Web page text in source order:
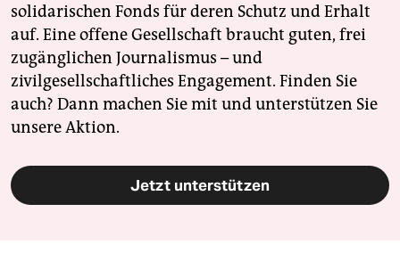
solidarischen Fonds für deren Schutz und Erhalt
auf. Eine offene Gesellschaft braucht guten, frei
zugänglichen Journalismus – und
zivilgesellschaftliches Engagement. Finden Sie
auch? Dann machen Sie mit und unterstützen Sie
unsere Aktion.
Jetzt unterstützen